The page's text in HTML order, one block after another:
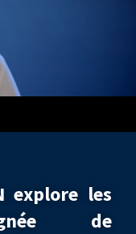
explore les
de